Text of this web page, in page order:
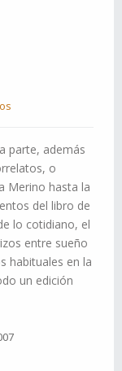
parte, además
o
Merino hasta la
del libro de
lo cotidiano, el
entre sueño
habituales en la
un edición